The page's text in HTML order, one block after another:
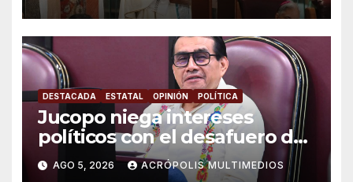
DESTACADA ESTATAL OPINIÓN POLÍTICA
Jucopo niega intereses
políticos con el desafuero de
alcaldes
AGO 5, 2026 ACRÓPOLIS MULTIMEDIOS